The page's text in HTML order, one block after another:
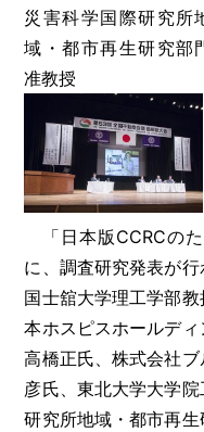
災害科学国際研究所
域・都市再生研究部
准教授
「日本版CCRCの
に、調査研究発表が
国士舘大学理工学部
本ホスピスホールデ
高橋正氏、株式会社
彦氏、東北大学大学
研究所地域・都市再